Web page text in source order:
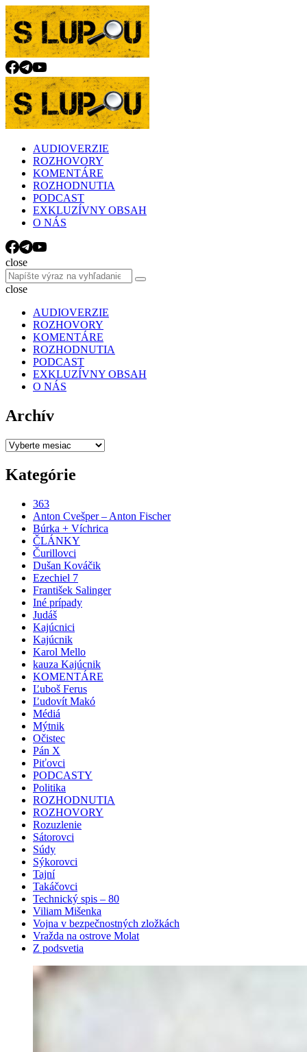
Menu
Search
Menu slupou.sk
AUDIOVERZIE
ROZHOVORY
KOMENTÁRE
ROZHODNUTIA
PODCAST
EXKLUZÍVNY OBSAH
O NÁS
Search
close
Search
for:
Search
close
AUDIOVERZIE
ROZHOVORY
KOMENTÁRE
ROZHODNUTIA
PODCAST
EXKLUZÍVNY OBSAH
O NÁS
Archív
Archív
Kategórie
363
Anton Cvešper – Anton Fischer
Búrka + Víchrica
ČLÁNKY
Čurillovci
Dušan Kováčik
Ezechiel 7
František Salinger
Iné prípady
Judáš
Kajúcnici
Kajúcnik
Karol Mello
kauza Kajúcnik
KOMENTÁRE
Ľuboš Ferus
Ľudovít Makó
Médiá
Mýtnik
Očistec
Pán X
Piťovci
PODCASTY
Politika
ROZHODNUTIA
ROZHOVORY
Rozuzlenie
Sátorovci
Súdy
Sýkorovci
Tajní
Takáčovci
Technický spis – 80
Viliam Mišenka
Vojna v bezpečnostných zložkách
Vražda na ostrove Molat
Z podsvetia